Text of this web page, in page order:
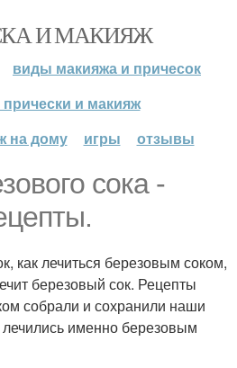
И МАКИЯЖ
виды макияжа и причесок
прически и макияж
на дому
игры отзывы
сока -
как лечиться березовым соком,
березовый сок. Рецепты
собрали и сохранили наши
именно березовым